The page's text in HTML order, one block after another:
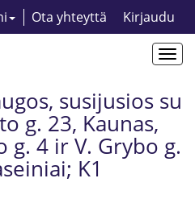
Ota yhteyttä Kirjaudu
susijusios su
g. 23, Kaunas,
g. 4 ir V. Grybo g.
K1